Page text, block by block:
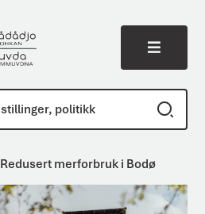
Meny
Redusert merforbruk i Bodø